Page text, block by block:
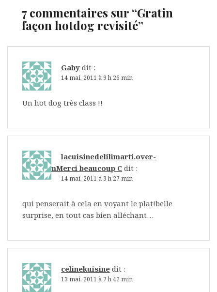
7 commentaires sur “Gratin
façon hotdog revisité”
Gaby dit :
14 mai, 2011 à 9 h 26 min
Un hot dog très class !!
lacuisinedelilimarti.over-
blog.comMerci beaucoup C dit :
14 mai, 2011 à 3 h 27 min
qui penserait à cela en voyant le plat!belle
surprise, en tout cas bien alléchant…
celinekuisine dit :
13 mai, 2011 à 7 h 42 min